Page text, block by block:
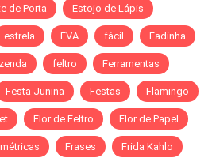
de Porta Estojo de Lápis
estrela EVA fácil Fadinha
feltro Ferramentas
Festa Junina Festas Flamingo
Flor de Feltro Flor de Papel
Frases Frida Kahlo